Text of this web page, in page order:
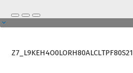
Z7_L9KEH4O0LORH80ALCLTPF80S21